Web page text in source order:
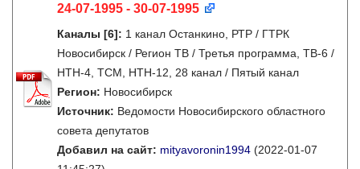
24-07-1995 - 30-07-1995
Каналы [6]: 1 канал Останкино, РТР / ГТРК
Новосибирск / Регион ТВ / Третья программа, ТВ-6 /
НТН-4, ТСМ, НТН-12, 28 канал / Пятый канал
Регион: Новосибирск
Источник: Ведомости Новосибирского областного
совета депутатов
Добавил на сайт: mityavoronin1994 (2022-01-07